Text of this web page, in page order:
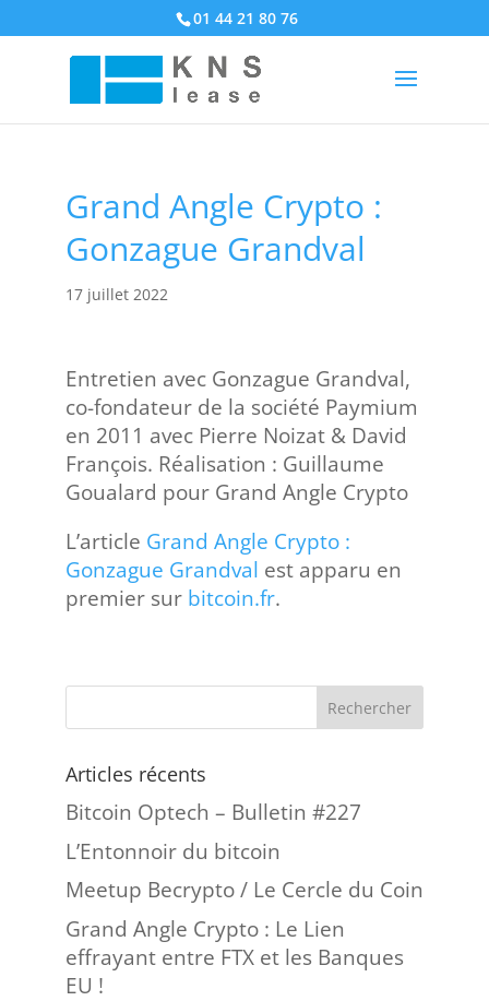
01 44 21 80 76
Grand Angle Crypto :
Gonzague Grandval
17 juillet 2022
Entretien avec Gonzague Grandval,
co-fondateur de la société Paymium
en 2011 avec Pierre Noizat & David
François. Réalisation : Guillaume
Goualard pour Grand Angle Crypto
L’article Grand Angle Crypto :
Gonzague Grandval est apparu en
premier sur bitcoin.fr.
Articles récents
Bitcoin Optech – Bulletin #227
L’Entonnoir du bitcoin
Meetup Becrypto / Le Cercle du Coin
Grand Angle Crypto : Le Lien
effrayant entre FTX et les Banques
EU !